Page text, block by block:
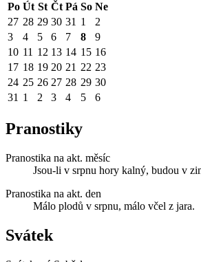
Po Út St Čt Pá So Ne
27 28 29 30 31 1
2
3
4 5 6 7 8
9
10 11 12 13 14 15 16
17 18 19 20 21 22 23
24 25 26 27 28 29 30
31 1 2 3 4 5 6
Pranostiky
Pranostika na akt. měsíc
Jsou-li v srpnu hory kalný, budou v
Pranostika na akt. den
Málo plodů v srpnu, málo včel z jara.
Svátek